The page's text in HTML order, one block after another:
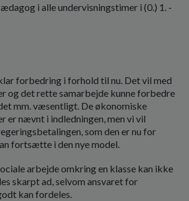
i alle undervisningstimer i (0.) 1. -
forbedring i forhold til nu. Det vil med
og det rette samarbejde kunne forbedre
mm. væsentligt. De økonomiske
er nævnt i indledningen, men vi vil
som den er nu for
fortsætte i den nye model.
arbejde omkring en klasse kan ikke
skarpt ad, selvom ansvaret for
kan fordeles.